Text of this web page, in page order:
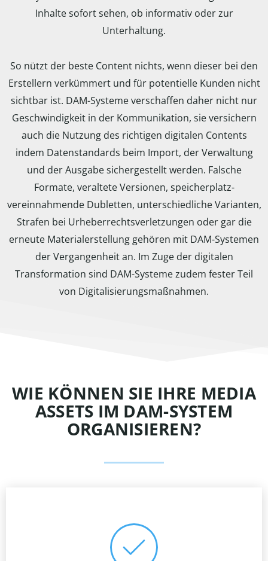
Inhalte sofort sehen, ob informativ oder zur
Unterhaltung.
So nützt der beste Content nichts, wenn dieser bei den
Erstellern verkümmert und für potentielle Kunden nicht
sichtbar ist. DAM-Systeme verschaffen daher nicht nur
Geschwindigkeit in der Kommunikation, sie versichern
auch die Nutzung des richtigen digitalen Contents
indem Datenstandards beim Import, der Verwaltung
und der Ausgabe sichergestellt werden. Falsche
Formate, veraltete Versionen, speicherplatz-
vereinnahmende Dubletten, unterschiedliche Varianten,
Strafen bei Urheberrechtsverletzungen oder gar die
erneute Materialerstellung gehören mit DAM-Systemen
der Vergangenheit an. Im Zuge der digitalen
Transformation sind DAM-Systeme zudem fester Teil
von Digitalisierungsmaßnahmen.
WIE KÖNNEN SIE IHRE MEDIA
ASSETS IM DAM-SYSTEM
ORGANISIEREN?